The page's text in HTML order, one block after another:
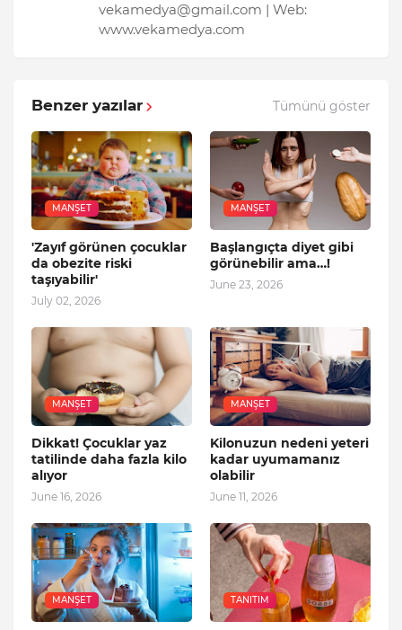
vekamedya@gmail.com | Web:
www.vekamedya.com
Benzer yazılar Tümünü göster
MANŞET
'Zayıf görünen çocuklar
da obezite riski
taşıyabilir'
July 02, 2026
MANŞET
Başlangıçta diyet gibi
görünebilir ama…!
June 23, 2026
MANŞET
Dikkat! Çocuklar yaz
tatilinde daha fazla kilo
alıyor
June 16, 2026
MANŞET
Kilonuzun nedeni yeteri
kadar uyumamanız
olabilir
June 11, 2026
MANŞET TANITIM